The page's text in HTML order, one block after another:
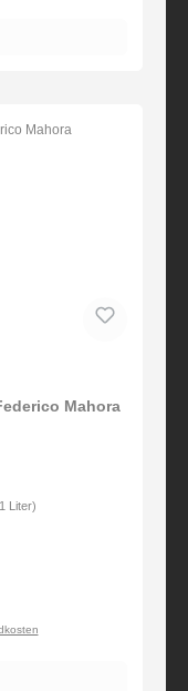
Mahora
Liter)